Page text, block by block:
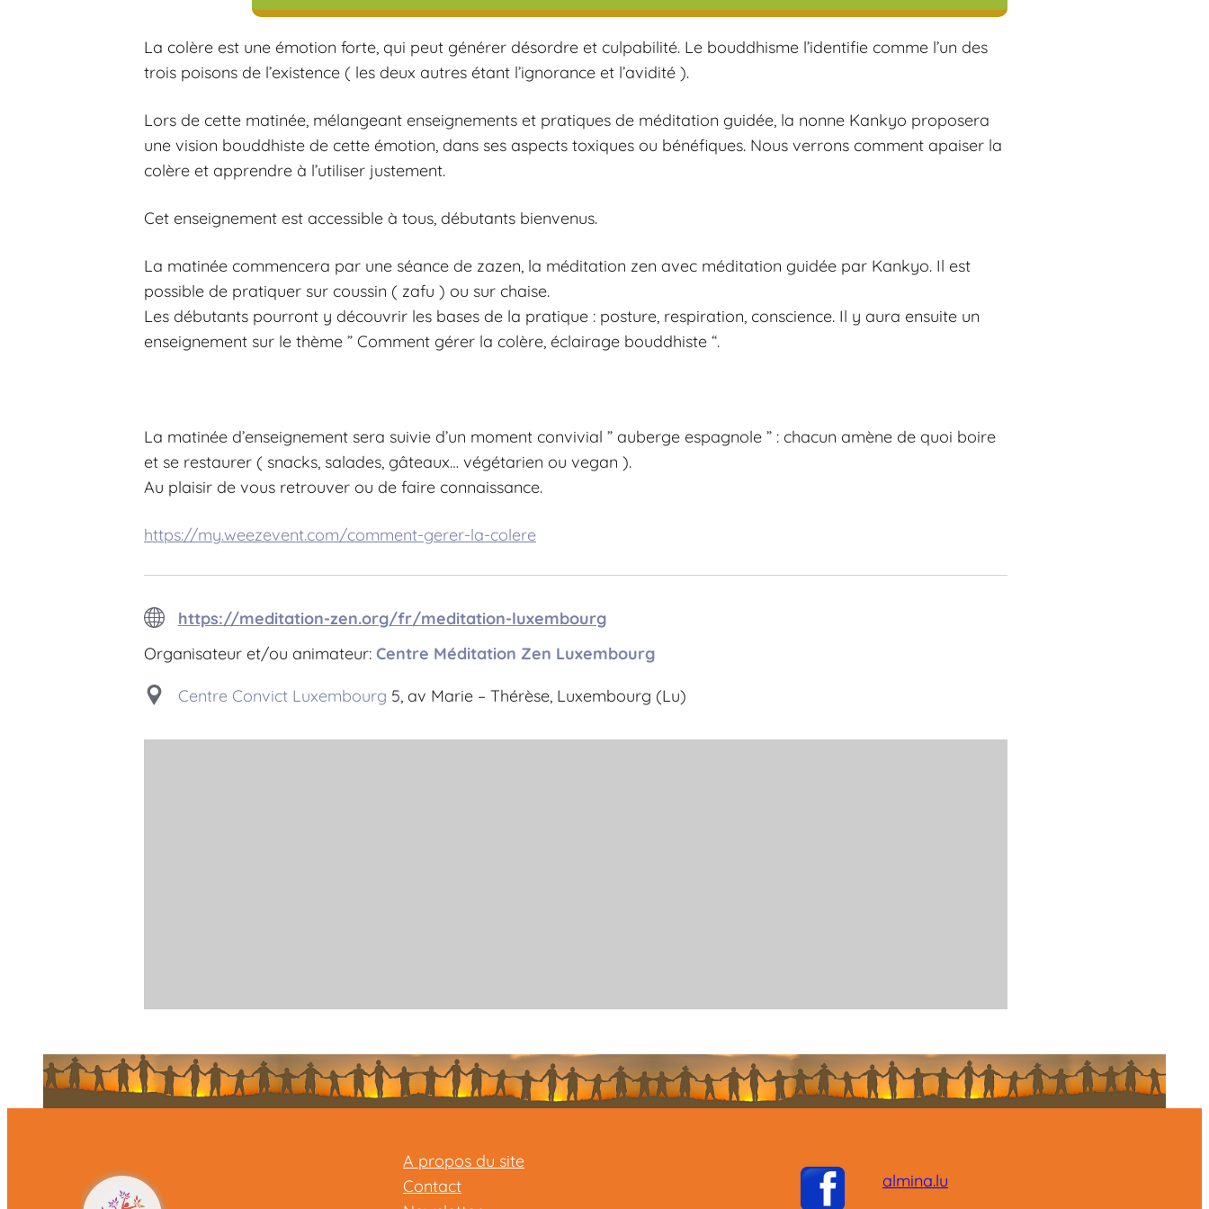
La colère est une émotion forte, qui peut générer désordre et culpabilité. Le bouddhisme l’identifie comme l’un des
trois poisons de l’existence ( les deux autres étant l’ignorance et l’avidité ).
Lors de cette matinée, mélangeant enseignements et pratiques de méditation guidée, la nonne Kankyo proposera
une vision bouddhiste de cette émotion, dans ses aspects toxiques ou bénéfiques. Nous verrons comment apaiser la
colère et apprendre à l’utiliser justement.
Cet enseignement est accessible à tous, débutants bienvenus.
La matinée commencera par une séance de zazen, la méditation zen avec méditation guidée par Kankyo. Il est
possible de pratiquer sur coussin ( zafu ) ou sur chaise.
Les débutants pourront y découvrir les bases de la pratique : posture, respiration, conscience. Il y aura ensuite un
enseignement sur le thème ” Comment gérer la colère, éclairage bouddhiste “.
La matinée d’enseignement sera suivie d’un moment convivial ” auberge espagnole ” : chacun amène de quoi boire
et se restaurer ( snacks, salades, gâteaux… végétarien ou vegan ).
Au plaisir de vous retrouver ou de faire connaissance.
https://my.weezevent.com/comment-gerer-la-colere
https://meditation-zen.org/fr/meditation-luxembourg
Organisateur et/ou animateur: Centre Méditation Zen Luxembourg
Centre Convict Luxembourg 5, av Marie – Thérèse, Luxembourg (Lu)
A propos du site
Contact
almina.lu